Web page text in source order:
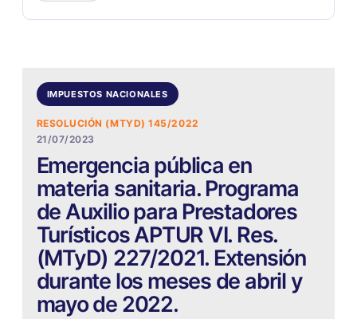
IMPUESTOS NACIONALES
RESOLUCIÓN (MTYD) 145/2022
21/07/2023
Emergencia pública en
materia sanitaria. Programa
de Auxilio para Prestadores
Turísticos APTUR VI. Res.
(MTyD) 227/2021. Extensión
durante los meses de abril y
mayo de 2022.